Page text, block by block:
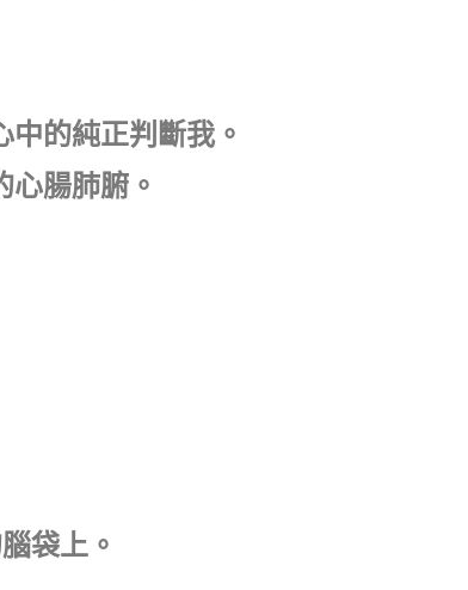
的純正判斷我。
腸肺腑。
袋上。